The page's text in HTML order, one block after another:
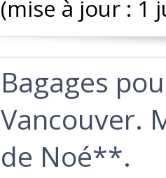
(mise à jour : 1
‎Bagages
Vancouver.
de Noé**.‎